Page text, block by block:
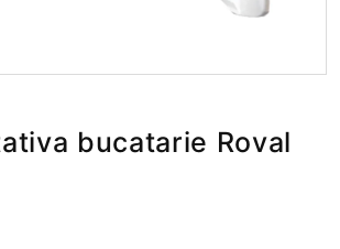
bucatarie Roval